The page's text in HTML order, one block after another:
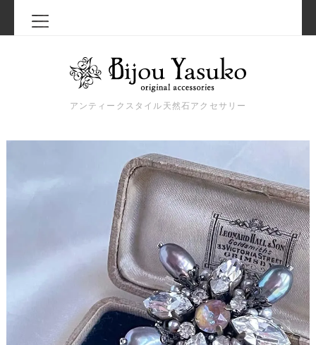
アンティークスタイル天然石アクセサリー